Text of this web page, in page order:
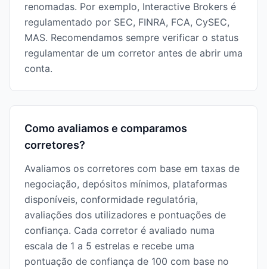
renomadas. Por exemplo, Interactive Brokers é
regulamentado por SEC, FINRA, FCA, CySEC,
MAS. Recomendamos sempre verificar o status
regulamentar de um corretor antes de abrir uma
conta.
Como avaliamos e comparamos
corretores?
Avaliamos os corretores com base em taxas de
negociação, depósitos mínimos, plataformas
disponíveis, conformidade regulatória,
avaliações dos utilizadores e pontuações de
confiança. Cada corretor é avaliado numa
escala de 1 a 5 estrelas e recebe uma
pontuação de confiança de 100 com base no